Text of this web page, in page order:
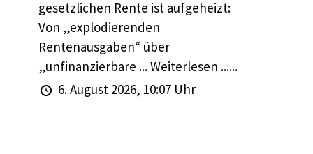
gesetzlichen Rente ist aufgeheizt:
Von „explodierenden
Rentenausgaben“ über
„unfinanzierbare ... Weiterlesen ......
6. August 2026, 10:07 Uhr